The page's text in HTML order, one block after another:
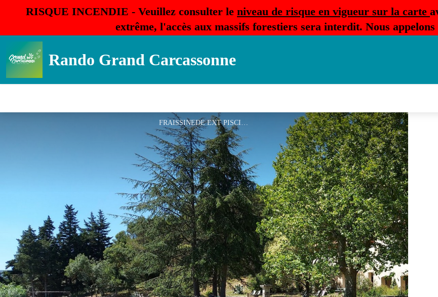
RISQUE INCENDIE - Veuillez consulter le niveau de risque en vigueur sur la carte
extrême, l'accès aux massifs forestiers sera interdit. Nous
Rando Grand Carcassonne
FRAISSINEDE EXT PISCINE